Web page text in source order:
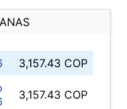
3,157.43 COP
3,157.43 COP